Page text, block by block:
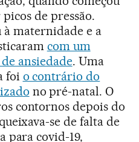
de pressão.
à maternidade e a
com um
ansiedade. Uma
foi o contrário do
no pré-natal. O
contornos depois do
se de falta de
para covid-19,